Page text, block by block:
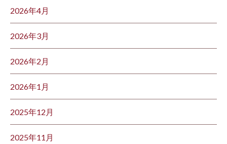
2026年4月
2026年3月
2026年2月
2026年1月
2025年12月
2025年11月